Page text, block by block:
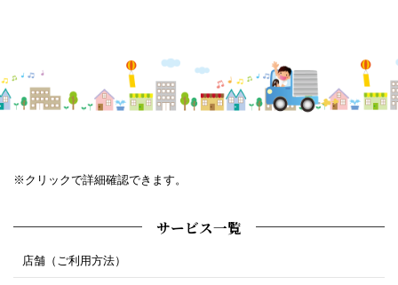
※クリックで詳細確認できます。
サービス一覧
店舗（ご利用方法）